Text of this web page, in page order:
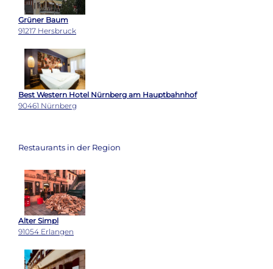
Grüner Baum
91217 Hersbruck
Best Western Hotel Nürnberg am Hauptbahnhof
90461 Nürnberg
Restaurants in der Region
Alter Simpl
91054 Erlangen